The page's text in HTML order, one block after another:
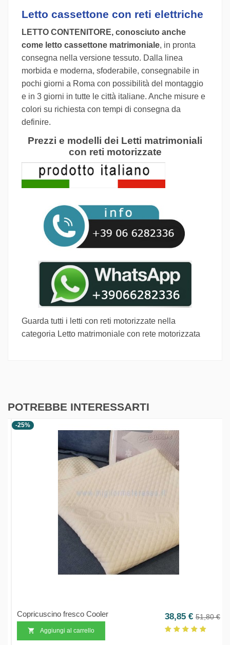
Letto cassettone con reti elettriche
LETTO CONTENITORE, conosciuto anche
come letto cassettone matrimoniale, in pronta
consegna nella versione tessuto. Dalla linea
morbida e moderna, sfoderabile, consegnabile in
pochi giorni a Roma con possibilità del montaggio
e in 3 giorni in tutte le città italiane. Anche misure e
colori su richiesta con tempi di consegna da
definire.
Prezzi e modelli dei Letti matrimoniali
con reti motorizzate
Guarda tutti i letti con reti motorizzate nella
categoria Letto matrimoniale con rete motorizzata
POTREBBE INTERESSARTI
baseCopricuscino fresco Cooler
 Aggiungi al carrello
Prezzo
38,85 € Prezzo
51,80 €
-25%